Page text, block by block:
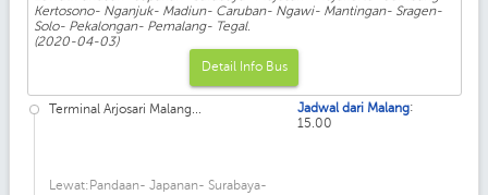
Kertosono- Nganjuk- Madiun- Caruban- Ngawi- Mantingan- Sragen-
Solo- Pekalongan- Pemalang- Tegal.
(2020-04-03)
Detail Info Bus
Terminal Arjosari Malang...
Lewat:Pandaan- Japanan- Surabaya-
Jadwal dari Malang:
15.00